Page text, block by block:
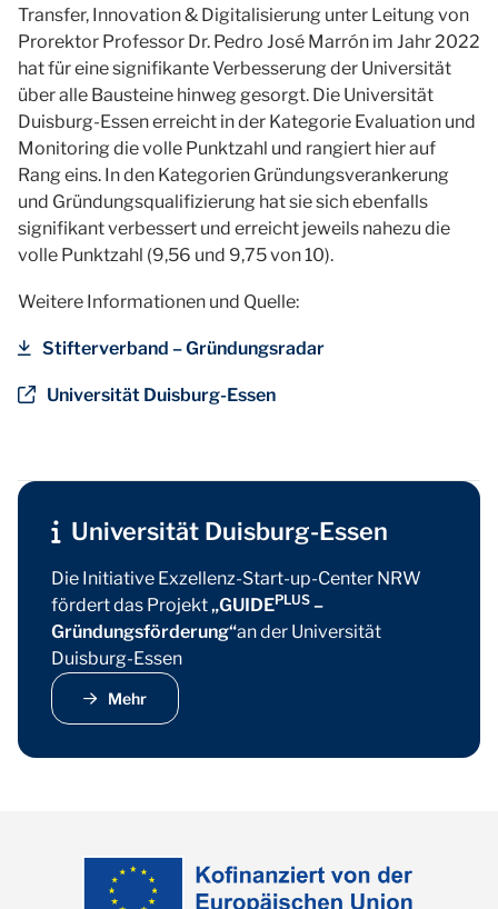
Transfer, Innovation & Digitalisierung unter Leitung von
Prorektor Professor Dr. Pedro José Marrón im Jahr 2022
hat für eine signifikante Verbesserung der Universität
über alle Bausteine hinweg gesorgt. Die Universität
Duisburg-Essen erreicht in der Kategorie Evaluation und
Monitoring die volle Punktzahl und rangiert hier auf
Rang eins. In den Kategorien Gründungsverankerung
und Gründungsqualifizierung hat sie sich ebenfalls
signifikant verbessert und erreicht jeweils nahezu die
volle Punktzahl (9,56 und 9,75 von 10).
Weitere Informationen und Quelle:
Stifterverband – Gründungsradar
Universität Duisburg-Essen
Universität Duisburg-Essen
Die Initiative Exzellenz-Start-up-Center NRW
fördert das Projekt„GUIDEPLUS –
Gründungsförderung“an der Universität
Duisburg-Essen
Mehr